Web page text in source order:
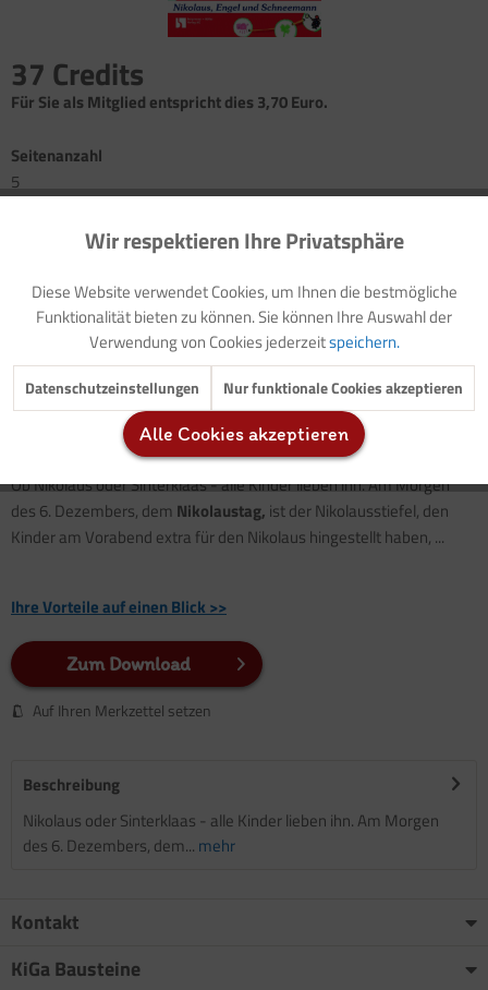
37 Credits
Für Sie als Mitglied entspricht dies 3,70 Euro.
Seitenanzahl
5
Gedicht: Der Wi-Wa-Winter(mit Audiodatei)
Information: Nikolaus
Würfelspiel: Nikolausstiefel
Gestaltungsanregung: Von Nikoläusen, Engeln und
Schneemännern (mit Schablonen)
Laut- und Zuordnungsübung: Mit welchem Buchstaben
beginnen die Dinge?
Ob Nikolaus oder Sinterklaas - alle Kinder lieben ihn. Am Morgen
des 6. Dezembers, dem Nikolaustag, ist der Nikolausstiefel, den
Kinder am Vorabend extra für den Nikolaus hingestellt haben, ...
Ihre Vorteile auf einen Blick >>
Zum Download
Auf Ihren Merkzettel setzen
Beschreibung
Nikolaus oder Sinterklaas - alle Kinder lieben ihn. Am Morgen
des 6. Dezembers, dem... mehr
Kontakt
KiGa Bausteine
Funktionale Aktiv
Marketing Inaktiv
Tracking Inaktiv
Inaktiv
Wir respektieren Ihre Privatsphäre
Diese Website verwendet Cookies, um Ihnen die bestmögliche
Funktionalität bieten zu können. Sie können Ihre Auswahl der
Verwendung von Cookies jederzeitspeichern.
Datenschutzeinstellungen Nur funktionale Cookies akzeptieren
Alle Cookies akzeptieren